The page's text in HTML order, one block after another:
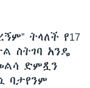
ትላለች የ17
ስትገባ አንዴ
ድምጿን
ባታየንም